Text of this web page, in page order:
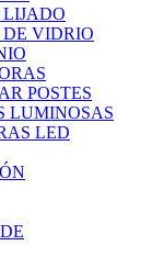
LIJADO
DE VIDRIO
POSTES
LUMINOSAS
LED